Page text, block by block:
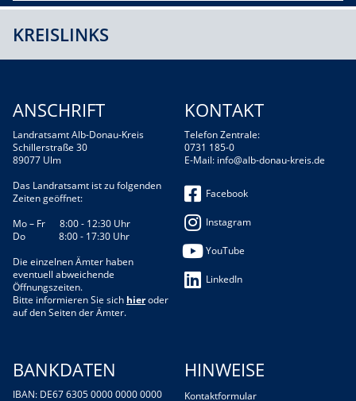
KREISLINKS
ANSCHRIFT
Landratsamt Alb-Donau-Kreis
Schillerstraße 30
89077 Ulm
Das Landratsamt ist zu folgenden
Zeiten geöffnet:
Mo – Fr 8:00 - 12:30 Uhr
Do 8:00 - 17:30 Uhr
Die einzelnen Ämter haben
eventuell abweichende
Öffnungszeiten.
Bitte informieren Sie sich hieroder
auf den Seiten der Ämter.
KONTAKT
Telefon Zentrale:
0731 185-0
E-Mail: info@alb-donau-kreis.de
Facebook
Instagram
YouTube
LinkedIn
BANKDATEN
IBAN: DE67 6305 0000 0000 0000
HINWEISE
Kontaktformular